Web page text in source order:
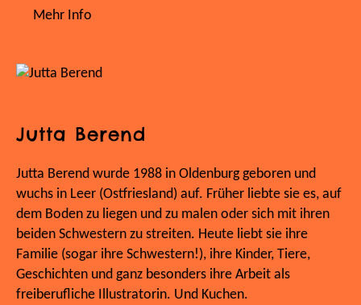
Mehr Info
Jutta Berend
Jutta Berend wurde 1988 in Oldenburg geboren und
wuchs in Leer (Ostfriesland) auf. Früher liebte sie es, auf
dem Boden zu liegen und zu malen oder sich mit ihren
beiden Schwestern zu streiten. Heute liebt sie ihre
Familie (sogar ihre Schwestern!), ihre Kinder, Tiere,
Geschichten und ganz besonders ihre Arbeit als
freiberufliche Illustratorin. Und Kuchen.